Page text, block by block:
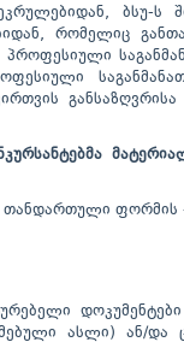
ბსუ-ს
რომელიც
პროფესიული
თანდართული ფორმის
ასლი) ან/და